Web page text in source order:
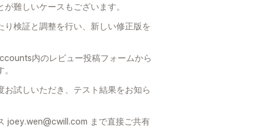
難しいケースもございます。
り検証と調整を行い、新しい修正版を
内のレビュー投稿フォームから
試しいただき、テスト結果をお知ら
joey.wen@cwill.com まで直接ご共有